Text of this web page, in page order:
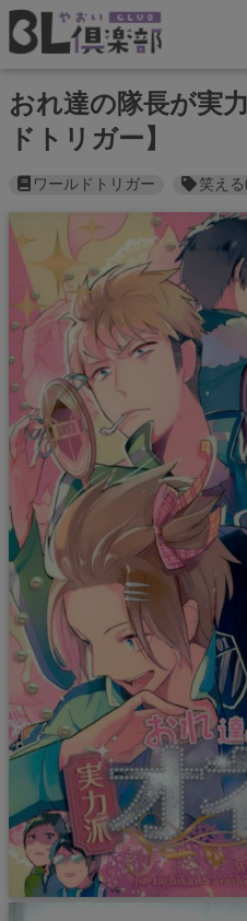
おれ達の隊長が実
ドトリガー】
ワールドトリガー 笑える